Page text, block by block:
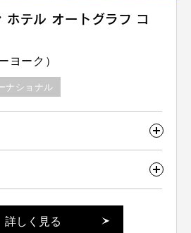
ホテル オートグラフ コ
ヨーク）
ナショナル
詳しく見る